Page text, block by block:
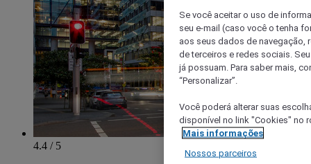
4.4 / 5
Se você aceitar o uso de
seu e-mail (caso você o tenha
aos seus dados de navegação,
de terceiros e redes sociais.
já possuam. Para saber mais,
“Personalizar”.
Você poderá alterar suas
disponível no link "Cookies" no
Mais informações
Nossos parceiros